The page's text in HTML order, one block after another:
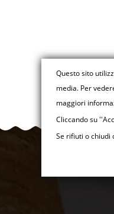
Questo sito
media. Per
maggiori
Cliccando su
Se rifiuti o chiudi